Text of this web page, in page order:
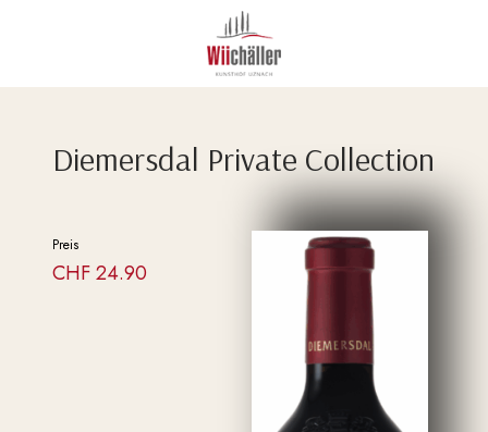
Diemersdal Private Collection
Preis
CHF24.90